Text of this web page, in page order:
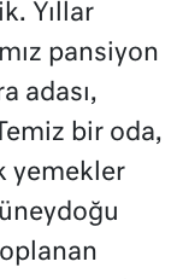
Yıllar
pansiyon
adası,
bir oda,
yemekler